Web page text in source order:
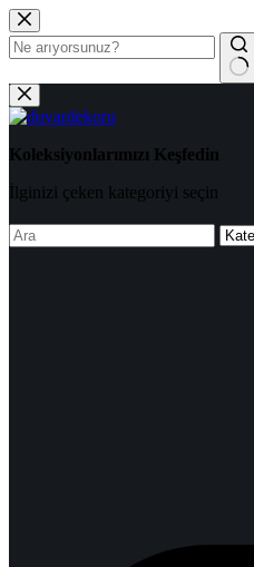
Koleksiyonlarımızı Keşfedin
İlginizi çeken kategoriyi seçin